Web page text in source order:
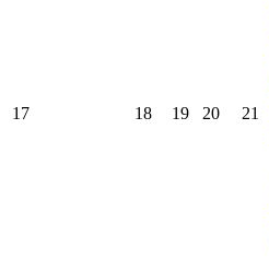
17 18 19 20 21